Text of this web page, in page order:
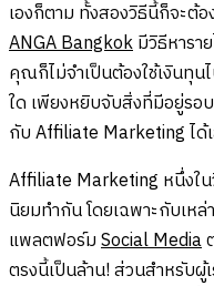
เองก็ตาม ทั้งสองวิธีนี้ก็จะต้
ANGA Bangkokมีวิธีหารา
คุณก็ไม่จำเป็นต้องใช้เงินทุน
ใด เพียงหยิบจับสิ่งที่มีอยู่รอ
กับ Affiliate Marketing ได้
Affiliate Marketing หนึ่งใ
นิยมทำกัน โดยเฉพาะกับเห
แพลตฟอร์มSocial Media
ตรงนี้เป็นล้าน! ส่วนสำหรับ